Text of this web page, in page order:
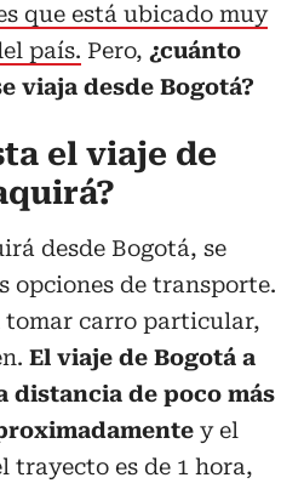
que está ubicado muy
país. Pero, ¿cuánto
viaja desde Bogotá?
el viaje de
desde Bogotá, se
opciones de transporte.
tomar carro particular,
El viaje de Bogotá a
distancia de poco más
y el
trayecto es de 1 hora,